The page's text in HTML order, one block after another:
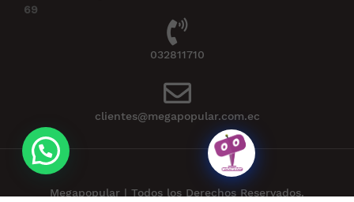
032811710
clientes@megapopular.com.ec
Megapopular | Todos los Derechos Reservados.